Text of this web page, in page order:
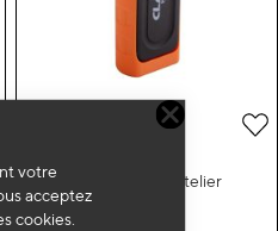
votre
acceptez
cookies.
Ajouter à ma liste d’envie
Baladeuse à main d'atelier